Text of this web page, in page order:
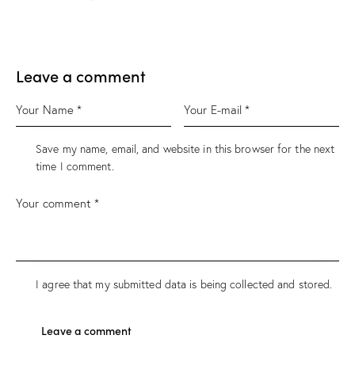
Leave a comment
Save my name, email, and website in this browser for the next
time I comment.
I agree that my submitted data is beingcollected and stored.